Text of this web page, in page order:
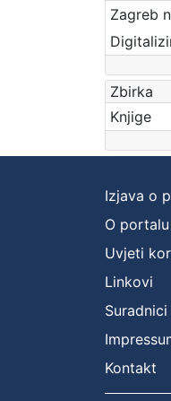
Zbirka
Knjige
Izjava o
O portalu
Uvjeti
Linkovi
Suradnici
Kontakt